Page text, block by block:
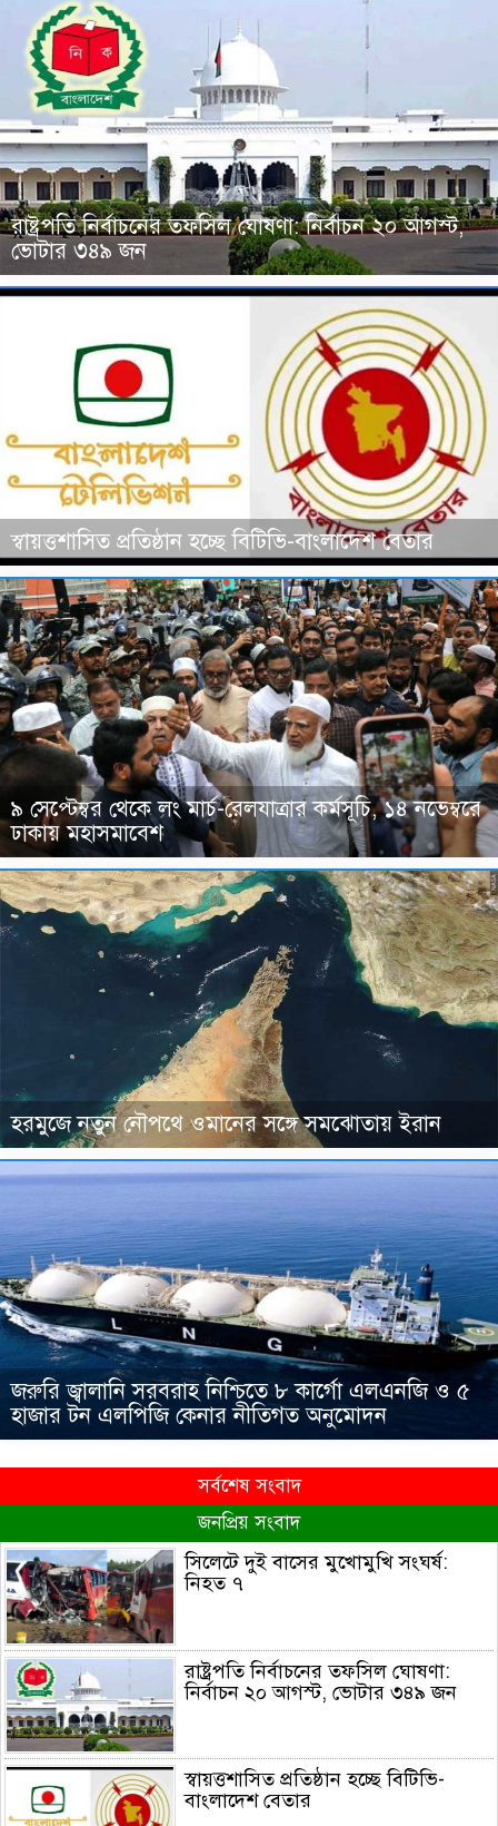
রাষ্ট্রপতি নির্বাচনের তফসিল ঘোষণা: নির্বাচন ২০ আগস্ট,
ভোটার ৩৪৯ জন
স্বায়ত্তশাসিত প্রতিষ্ঠান হচ্ছে বিটিভি-বাংলাদেশ বেতার
৯ সেপ্টেম্বর থেকে লং মার্চ-রেলযাত্রার কর্মসূচি, ১৪ নভেম্বরে
ঢাকায় মহাসমাবেশ
হরমুজে নতুন নৌপথে ওমানের সঙ্গে সমঝোতায় ইরান
জরুরি জ্বালানি সরবরাহ নিশ্চিতে ৮ কার্গো এলএনজি ও ৫
হাজার টন এলপিজি কেনার নীতিগত অনুমোদন
সর্বশেষ সংবাদ
জনপ্রিয় সংবাদ
সিলেটে দুই বাসের মুখোমুখি সংঘর্ষ:
নিহত ৭
রাষ্ট্রপতি নির্বাচনের তফসিল ঘোষণা:
নির্বাচন ২০ আগস্ট, ভোটার ৩৪৯ জন
স্বায়ত্তশাসিত প্রতিষ্ঠান হচ্ছে বিটিভি-
বাংলাদেশ বেতার